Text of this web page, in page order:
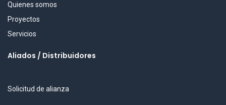
Quienes somos
Proyectos
Servicios
Aliados / Distribuidores
Solicitud de alianza